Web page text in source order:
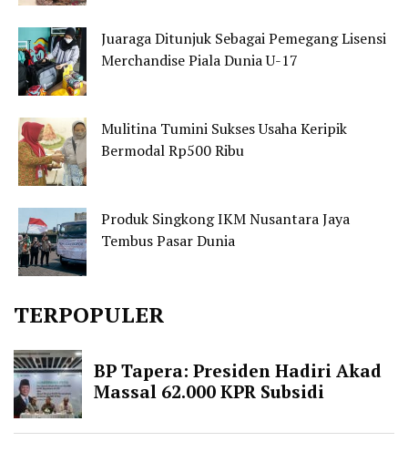
Juaraga Ditunjuk Sebagai Pemegang Lisensi
Merchandise Piala Dunia U-17
Mulitina Tumini Sukses Usaha Keripik
Bermodal Rp500 Ribu
Produk Singkong IKM Nusantara Jaya
Tembus Pasar Dunia
TERPOPULER